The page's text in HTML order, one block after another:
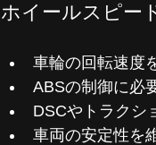
ホイールスピー
車輪の回転速度
ABSの制御に必
DSCやトラクシ
車両の安定性を